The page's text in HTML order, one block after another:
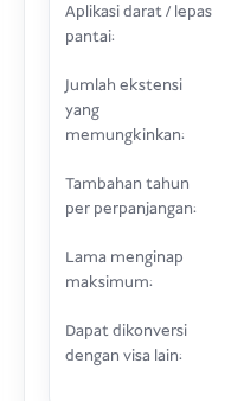
Aplikasi darat / lepas
pantai:
Jumlah ekstensi
yang
memungkinkan:
Tambahan tahun
per perpanjangan:
Lama menginap
maksimum:
Dapat dikonversi
dengan visa lain: